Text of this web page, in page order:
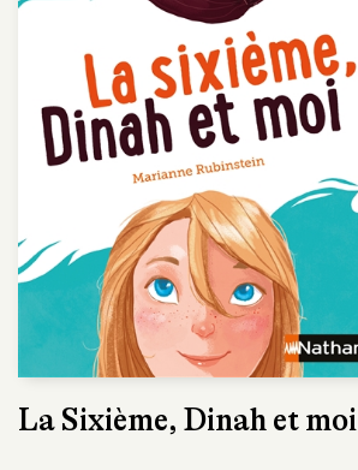
La Sixième, Dinah et moi